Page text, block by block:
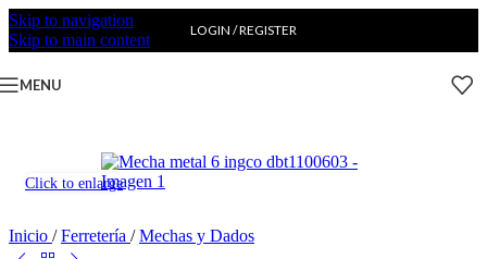
Skip to navigation
Skip to main content
LOGIN / REGISTER
MENU
Click to enlarge
Inicio / Ferretería / Mechas y Dados